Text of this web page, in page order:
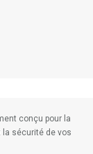
conçu pour la
sécurité de vos